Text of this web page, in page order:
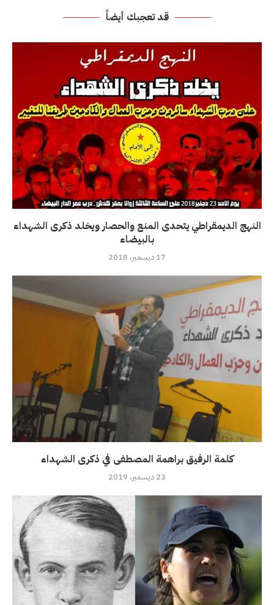
قد تعجبك أيضاً
النهج الديمقراطي يتحدى المنع والحصار ويخلد ذكرى الشهداء
بالبيضاء
17 ديسمبر، 2018
كلمة الرفيق براهمة المصطفى في ذكرى الشهداء
23 ديسمبر، 2019